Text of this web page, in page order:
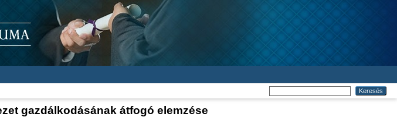
gazdálkodásának átfogó elemzése